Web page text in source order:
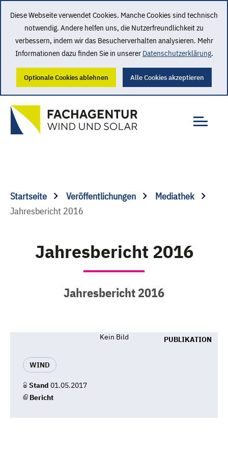
Diese Webseite verwendet Cookies. Manche Cookies sind technisch
notwendig. Andere helfen uns, die Nutzerfreundlichkeit zu
verbessern, indem wir das Besucherverhalten analysieren. Mehr
Informationen dazu finden Sie in unserer Datenschutzerklärung.
Optionale Cookies ablehnen Alle Cookies akzeptieren
Startseite Veröffentlichungen
Mediathek
Jahresbericht 2016
Jahresbericht 2016
Jahresbericht 2016
Kein Bild PUBLIKATION
WIND
Stand 01.05.2017
Bericht